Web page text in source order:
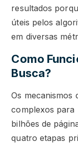
resultados
úteis pelos
em diversas
Como
Busca?
Os mecanismos
complexos para
bilhões de
quatro etapas